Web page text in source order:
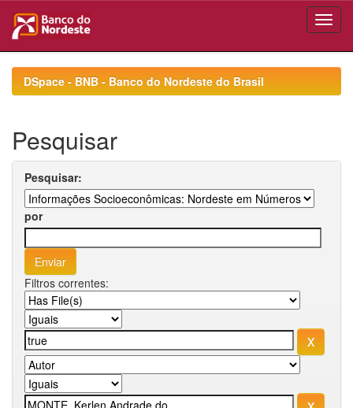
navigationDSpace - BNB - Banco do Nordeste do Brasil
Pesquisar
Pesquisar:
por
Filtros correntes: